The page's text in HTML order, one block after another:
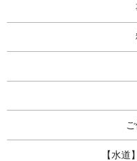
【水